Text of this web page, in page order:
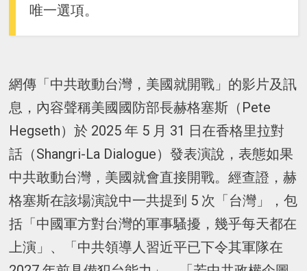
唯一選項。
網傳「中共敢動台灣，美國就開戰」的影片及訊
息，內容聲稱美國國防部長赫格塞斯（Pete
Hegseth）於 2025 年 5 月 31 日在香格里拉對
話（Shangri-La Dialogue）發表演說，表態如果
中共敢動台灣，美國就會直接開戰。經查證，赫
格塞斯在該場演說中一共提到 5 次「台灣」，包
括「中國軍方對台灣的軍事騷擾，幾乎每天都在
上演」、「中共領導人習近平已下令其軍隊在